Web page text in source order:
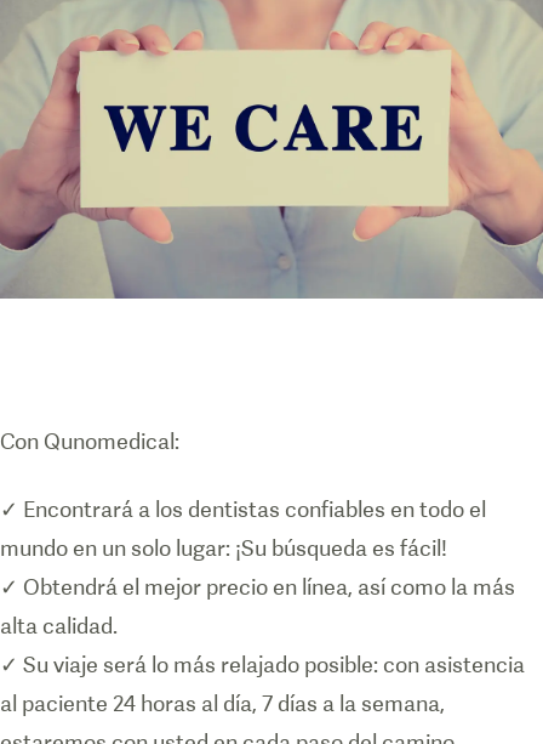
Con Qunomedical:
✓ Encontrará a los dentistas confiables en todo el
mundo en un solo lugar: ¡Su búsqueda es fácil!
✓ Obtendrá el mejor precio en línea, así como la más
alta calidad.
✓ Su viaje será lo más relajado posible: con asistencia
al paciente 24 horas al día, 7 días a la semana,